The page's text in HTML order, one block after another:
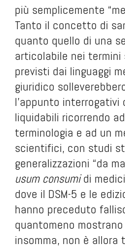
più semplicemente
Tanto il concetto di
quanto quello di una
articolabile nei termini
previsti dai linguaggi
giuridico
l’appunto
liquidabili ricorrendo
terminologia e ad un
scientifici, con studi
generalizzazioni “da
usum consumidi
dove il DSM-5 e le
hanno preceduto
quantomeno
insomma, non è allora